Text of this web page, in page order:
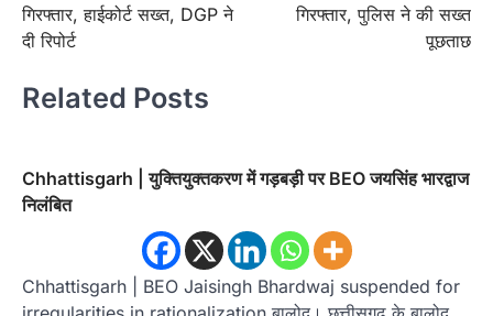
गिरफ्तार, हाईकोर्ट सख्त, DGP ने
दी रिपोर्ट
गिरफ्तार, पुलिस ने की सख्त
पूछताछ
Related Posts
Chhattisgarh | युक्तियुक्तकरण में गड़बड़ी पर BEO जयसिंह भारद्वाज
निलंबित
Chhattisgarh | BEO Jaisingh Bhardwaj suspended for